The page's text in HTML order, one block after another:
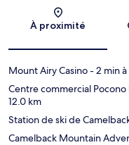
À proximité
Mount Airy Casino- 2 min
Centre commercial
12.0 km
Station de ski de
Camelback Mountain